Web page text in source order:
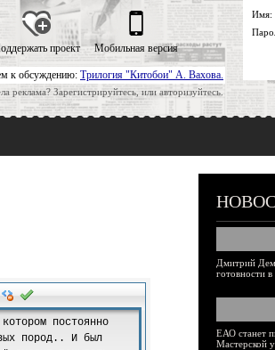
к обсуждению: Трилогия "Китобои" А. Вахова.
реклама? Зарегистрируйтесь, или авторизуйтесь.
проект Мобильная версия
Имя:
Дмитрий
готовности
ЕАО станет
Мастерской